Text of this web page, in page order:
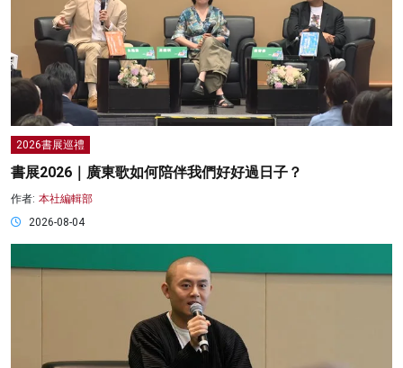
2026書展巡禮
書展2026｜廣東歌如何陪伴我們好好過日子？
作者: 本社編輯部
2026-08-04